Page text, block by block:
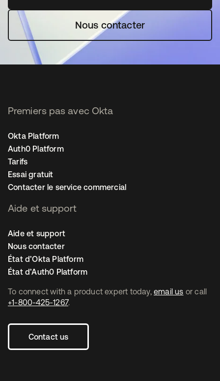
Nous contacter
To connect with a product expert today, email us or call
+1-800-425-1267.
Contact us
Premiers pas avec Okta
Okta Platform
Auth0 Platform
Tarifs
Essai gratuit
Contacter le service commercial
Aide et support
Aide et support
Nous contacter
État d’Okta Platform
État d’Auth0 Platform